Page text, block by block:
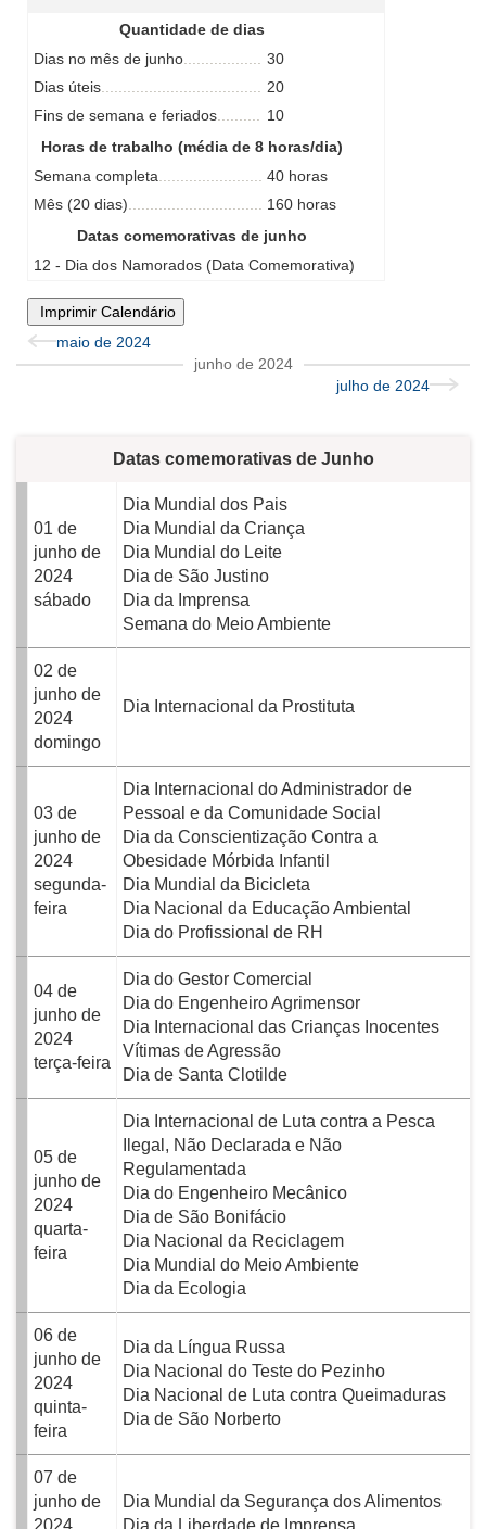
Quantidade de dias
Dias no mês de junho
30
Dias úteis
20
Fins de semana e feriados
10
Horas de trabalho (média de 8 horas/dia)
Semana completa
40 horas
Mês (20 dias)
160 horas
Datas comemorativas de junho
12 - Dia dos Namorados (Data Comemorativa)
Imprimir Calendário
maio de 2024
junho de 2024
julho de 2024
Datas comemorativas de Junho
01 de
junho de
2024
sábado
Dia Mundial dos Pais
Dia Mundial da Criança
Dia Mundial do Leite
Dia de São Justino
Dia da Imprensa
Semana do Meio Ambiente
02 de
junho de
2024
domingo
Dia Internacional da Prostituta
03 de
junho de
2024
segunda-
feira
Dia Internacional do Administrador de
Pessoal e da Comunidade Social
Dia da Conscientização Contra a
Obesidade Mórbida Infantil
Dia Mundial da Bicicleta
Dia Nacional da Educação Ambiental
Dia do Profissional de RH
04 de
junho de
2024
terça-feira
Dia do Gestor Comercial
Dia do Engenheiro Agrimensor
Dia Internacional das Crianças Inocentes
Vítimas de Agressão
Dia de Santa Clotilde
05 de
junho de
2024
quarta-
feira
Dia Internacional de Luta contra a Pesca
Ilegal, Não Declarada e Não
Regulamentada
Dia do Engenheiro Mecânico
Dia de São Bonifácio
Dia Nacional da Reciclagem
Dia Mundial do Meio Ambiente
Dia da Ecologia
06 de
junho de
2024
quinta-
feira
Dia da Língua Russa
Dia Nacional do Teste do Pezinho
Dia Nacional de Luta contra Queimaduras
Dia de São Norberto
07 de
junho de
2024
Dia Mundial da Segurança dos Alimentos
Dia da Liberdade de Imprensa